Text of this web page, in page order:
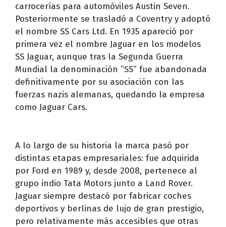
carrocerías para automóviles Austin Seven.
Posteriormente se trasladó a Coventry y adoptó
el nombre SS Cars Ltd. En 1935 apareció por
primera vez el nombre Jaguar en los modelos
SS Jaguar, aunque tras la Segunda Guerra
Mundial la denominación “SS” fue abandonada
definitivamente por su asociación con las
fuerzas nazis alemanas, quedando la empresa
como Jaguar Cars.
A lo largo de su historia la marca pasó por
distintas etapas empresariales: fue adquirida
por Ford en 1989 y, desde 2008, pertenece al
grupo indio Tata Motors junto a Land Rover.
Jaguar siempre destacó por fabricar coches
deportivos y berlinas de lujo de gran prestigio,
pero relativamente más accesibles que otras